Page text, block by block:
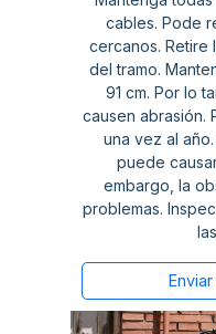
cables. Pode
cercanos. Retire
del tramo.
91 cm. Por lo
causen abrasión.
una vez al
puede
embargo, la
problemas.